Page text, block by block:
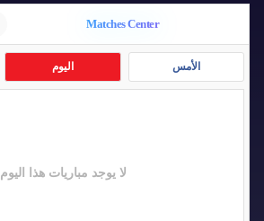
Matches Center
الأمس اليوم
لا يوجد مباريات هذا اليوم